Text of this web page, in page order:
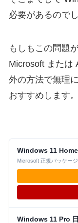
必要があるので
もしもこの問題
Microsoft または
外の方法で無理
おすすめします。
Windows 11
Microsoft 正規パッケー
Windows 11 Pro